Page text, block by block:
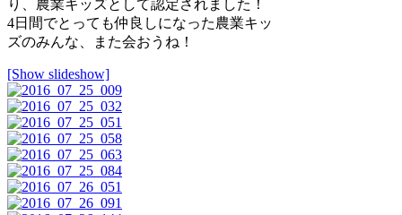
り、農業キッズとして認定されました！
4日間でとっても仲良しになった農業キッ
ズのみんな、また会おうね！
[Show slideshow]